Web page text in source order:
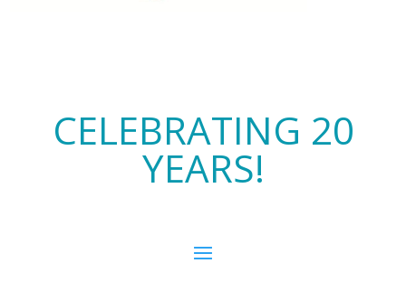
CELEBRATING 20
YEARS!